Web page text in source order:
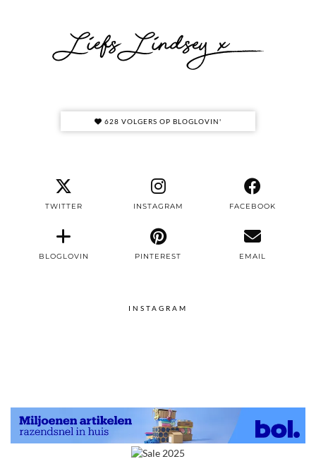
628 VOLGERS OP BLOGLOVIN'
TWITTER INSTAGRAM FACEBOOK
BLOGLOVIN PINTEREST EMAIL
INSTAGRAM